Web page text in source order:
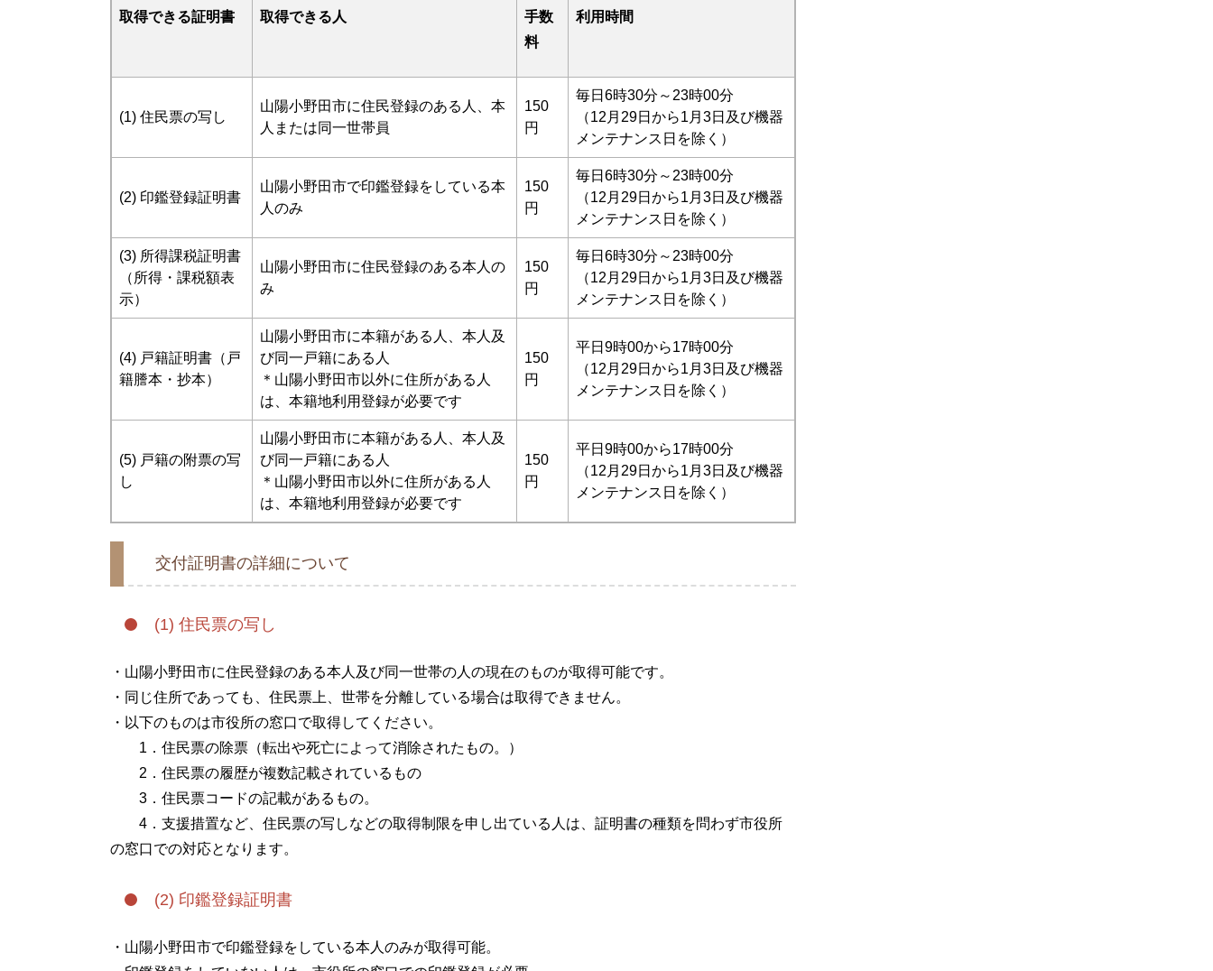
取得できる証明書 取得できる人
手数
料
利用時間
(1) 住民票の写し
山陽小野田市に住民登録のある人、本
人または同一世帯員
150
円
毎日6時30分～23時00分
（12月29日から1月3日及び機器
メンテナンス日を除く）
(2) 印鑑登録証明書
山陽小野田市で印鑑登録をしている本
人のみ
150
円
毎日6時30分～23時00分
（12月29日から1月3日及び機器
メンテナンス日を除く）
(3) 所得課税証明書
（所得・課税額表
示）
山陽小野田市に住民登録のある本人の
み
150
円
毎日6時30分～23時00分
（12月29日から1月3日及び機器
メンテナンス日を除く）
(4) 戸籍証明書（戸
籍謄本・抄本）
山陽小野田市に本籍がある人、本人及
び同一戸籍にある人
＊山陽小野田市以外に住所がある人
は、本籍地利用登録が必要です
150
円
平日9時00から17時00分
（12月29日から1月3日及び機器
メンテナンス日を除く）
(5) 戸籍の附票の写
し
山陽小野田市に本籍がある人、本人及
び同一戸籍にある人
＊山陽小野田市以外に住所がある人
は、本籍地利用登録が必要です
150
円
平日9時00から17時00分
（12月29日から1月3日及び機器
メンテナンス日を除く）
交付証明書の詳細について
(1) 住民票の写し
・山陽小野田市に住民登録のある本人及び同一世帯の人の現在のものが取得可能です。
・同じ住所であっても、住民票上、世帯を分離している場合は取得できません。
・以下のものは市役所の窓口で取得してください。
1．住民票の除票（転出や死亡によって消除されたもの。）
2．住民票の履歴が複数記載されているもの
3．住民票コードの記載があるもの。
4．支援措置など、住民票の写しなどの取得制限を申し出ている人は、証明書の種類を問わず市役所
の窓口での対応となります。
(2) 印鑑登録証明書
・山陽小野田市で印鑑登録をしている本人のみが取得可能。